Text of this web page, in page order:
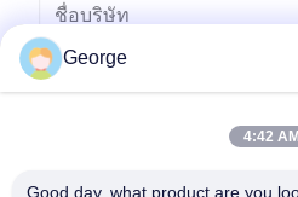
George
4:42 AM
Good day, what product are you